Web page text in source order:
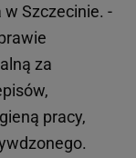
Szczecinie. -
za
pracy,